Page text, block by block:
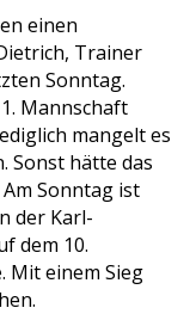
einen
Trainer
Sonntag.
Mannschaft
mangelt es
Sonst hätte das
Sonntag ist
der Karl-
dem 10.
Mit einem Sieg